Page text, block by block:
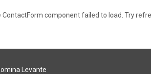
ContactForm component failed to load. Try
Levante